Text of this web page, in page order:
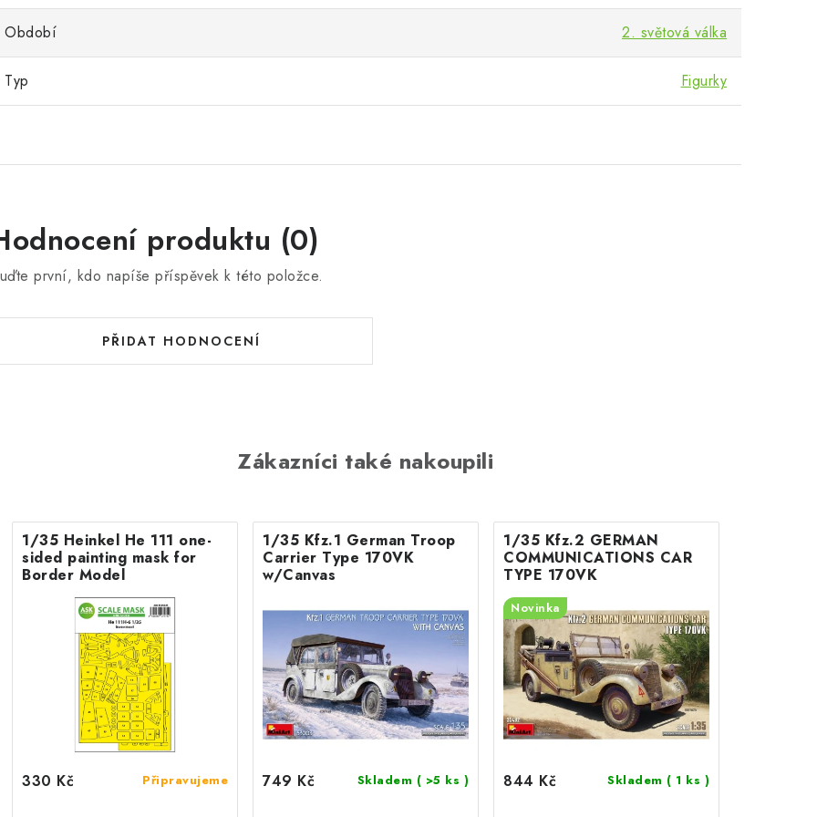
Období 2. světová válka
Typ Figurky
produktu (0)
první, kdo napíše příspěvek k této položce.
PŘIDAT HODNOCENÍ
Zákazníci také nakoupili
1/35 Heinkel He 111 one-
sided painting mask for
Border Model
330 Kč Připravujeme
1/35 Kfz.1 German Troop
Carrier Type 170VK
w/Canvas
749 Kč Skladem ( >5 ks )
1/35 Kfz.2 GERMAN
COMMUNICATIONS CAR
TYPE 170VK
Novinka
844 Kč Skladem ( 1 ks )